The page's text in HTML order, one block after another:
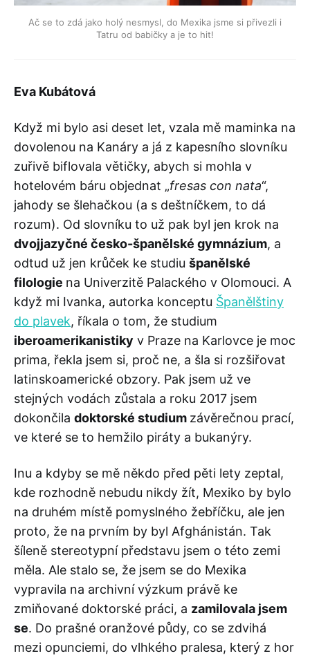
Ač se to zdá jako holý nesmysl, do Mexika jsme si přivezli i
Tatru od babičky a je to hit!
Eva Kubátová
Když mi bylo asi deset let, vzala mě maminka na
dovolenou na Kanáry a já z kapesního slovníku
zuřivě biflovala větičky, abych si mohla v
hotelovém báru objednat „fresas con nata“,
jahody se šlehačkou (a s deštníčkem, to dá
rozum). Od slovníku to už pak byl jen krok na
dvojjazyčné česko-španělské gymnázium, a
odtud už jen krůček ke studiu španělské
filologie na Univerzitě Palackého v Olomouci. A
když mi Ivanka, autorka konceptu Španělštiny
do plavek, říkala o tom, že studium
iberoamerikanistiky v Praze na Karlovce je moc
prima, řekla jsem si, proč ne, a šla si rozšiřovat
latinskoamerické obzory. Pak jsem už ve
stejných vodách zůstala a roku 2017 jsem
dokončila doktorské studium závěrečnou prací,
ve které se to hemžilo piráty a bukanýry.
Inu a kdyby se mě někdo před pěti lety zeptal,
kde rozhodně nebudu nikdy žít, Mexiko by bylo
na druhém místě pomyslného žebříčku, ale jen
proto, že na prvním by byl Afghánistán. Tak
šíleně stereotypní představu jsem o této zemi
měla. Ale stalo se, že jsem se do Mexika
vypravila na archivní výzkum právě ke
zmiňované doktorské práci, a zamilovala jsem
se. Do prašné oranžové půdy, co se zdvihá
mezi opunciemi, do vlhkého pralesa, který z hor